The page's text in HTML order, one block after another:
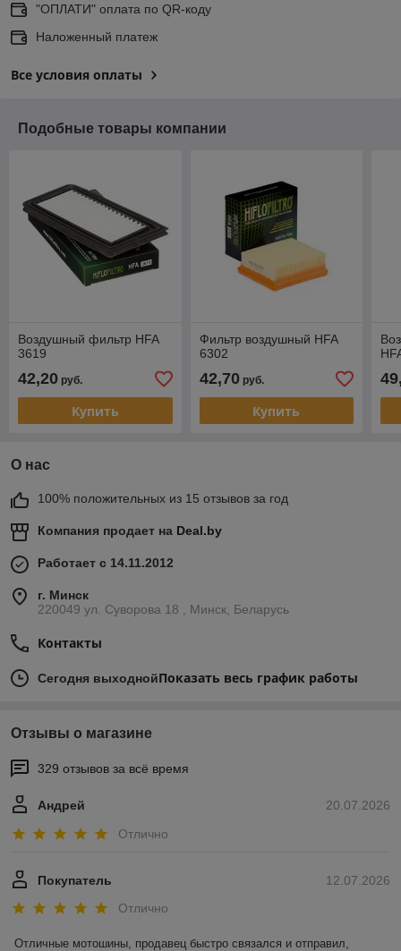
"ОПЛАТИ" оплата по QR-коду
Наложенный платеж
Все условия оплаты
Подобные товары компании
Воздушный фильтр HFA
3619
42,20 руб.
Купить
Фильтр воздушный HFA
6302
42,70руб.
Купить
О нас
100% положительных из 15 отзывов за год
Компания продает на Deal.by
Работает с 14.11.2012
г. Минск
220049 ул. Суворова 18 , Минск, Беларусь
Контакты
Сегодня выходнойПоказать весь график работы
Отзывы о магазине
329 отзывов за всё время
20.07.2026
Андрей
Отлично
12.07.2026
Покупатель
Отлично
Отличные мотошины, продавец быстро связался и отправил,